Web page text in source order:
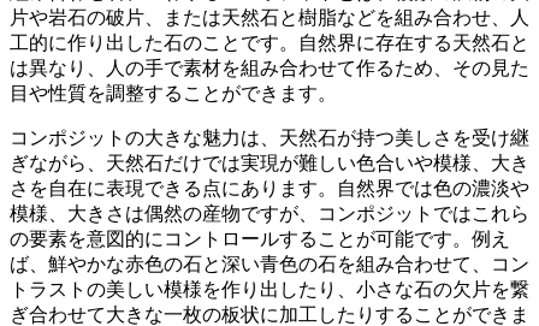
片や岩石の破片 、または天然石と樹脂などを組み合わせ、人
工的に作り出した石のことです。自然界に存在する天然石と
は異なり、人の手で素材を組み合わせて作るため、その見た
目や性質を調整することができます。
コンポジットの大きな魅力は、天然石が持つ美しさを受け継
ぎながら
、天然石だけでは実現が難しい色合いや模様、大き
さを自在に表現できる点にあります。自然界では色の濃淡や
模様、大きさは偶然の産物ですが、コンポジットではこれら
の要素を意図的にコントロールすることが可能です。例え
ば、鮮やかな赤色の石と深い青色の石を組み合わせて、コン
トラストの美しい模様を作り出したり、小さな石の欠片を繋
ぎ合わせて大きな一枚の板状に加工したりすることができま